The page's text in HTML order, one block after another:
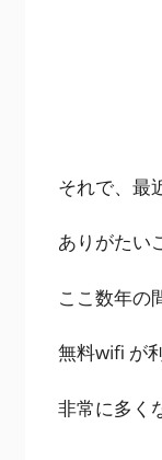
それで、最
ありがたい
ここ数年の
無料wifi が
非常に多く